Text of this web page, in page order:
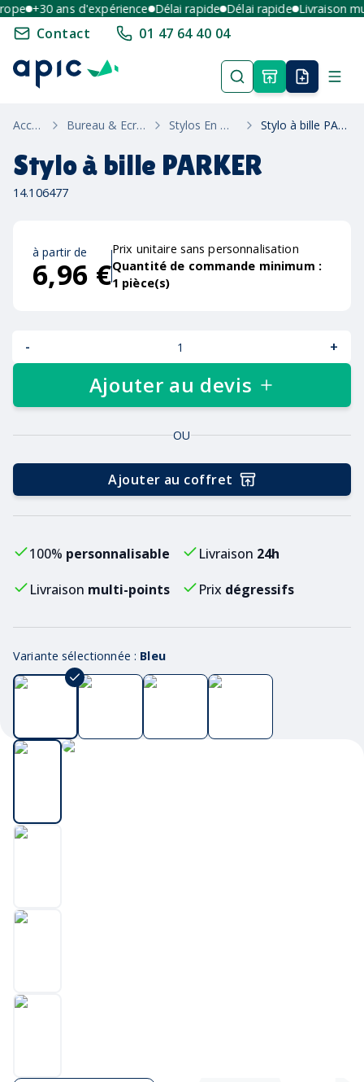
+30 ans d'expérience Délai rapide Délai rapide Livraison
Contact 01 47 64 40 04
Accueil Bureau & Ecriture Stylos En Métal Stylo à bille PARKER
Stylo à bille PARKER
14.106477
à partir de
6,96 €
Prix unitaire sans personnalisation
Quantité de commande minimum :
1 pièce(s)
- +
Ajouter au devis
OU
Ajouter au coffret
100% personnalisable Livraison 24h
Livraison multi-points Prix dégressifs
Variante sélectionnée : Bleu